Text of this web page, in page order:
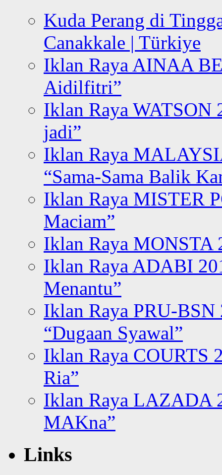
Kuda Perang di
Canakkale | Türkiye
Iklan Raya AINAA
Aidilfitri”
Iklan Raya WATSON
jadi”
Iklan Raya
“Sama-Sama Balik
Iklan Raya MISTER
Maciam”
Iklan Raya MONSTA
Iklan Raya ADABI
Menantu”
Iklan Raya PRU-BSN
“Dugaan Syawal”
Iklan Raya COURTS
Ria”
Iklan Raya LAZADA
MAKna”
Links